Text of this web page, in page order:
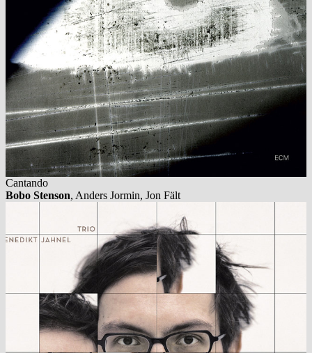
Cantando
Bobo Stenson, Anders Jormin, Jon Fält